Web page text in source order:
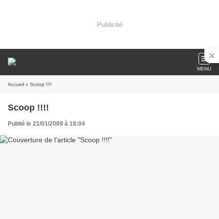
Publicité
MENU
Accueil » Scoop !!!!
Scoop !!!!
Publié le 21/01/2009 à 18:04